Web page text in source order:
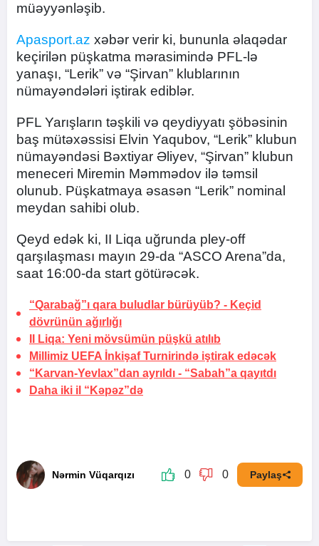
müəyyənləşib.
Apasport.az xəbər verir ki, bununla əlaqədar
keçirilən püşkatma mərasimində PFL-lə
yanaşı, “Lerik” və “Şirvan” klublarının
nümayəndələri iştirak ediblər.
PFL Yarışların təşkili və qeydiyyatı şöbəsinin
baş mütəxəssisi Elvin Yaqubov, “Lerik” klubun
nümayəndəsi Bəxtiyar Əliyev, “Şirvan” klubun
meneceri Miremin Məmmədov ilə təmsil
olunub. Püşkatmaya əsasən “Lerik” nominal
meydan sahibi olub.
Qeyd edək ki, II Liqa uğrunda pley-off
qarşılaşması mayın 29-da “ASCO Arena”da,
saat 16:00-da start götürəcək.
“Qarabağ”ı qara buludlar bürüyüb? - Keçid
dövrünün ağırlığı
II Liqa: Yeni mövsümün püşkü atılıb
Millimiz UEFA İnkişaf Turnirində iştirak edəcək
“Karvan-Yevlax”dan ayrıldı - “Sabah”a qayıtdı
Daha iki il “Kəpəz”də
Nərmin Vüqarqızı 0 0 Paylaş